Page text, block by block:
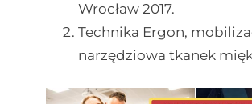
Wrocław 2017.
Technika Ergon,
narzędziowa tkanek